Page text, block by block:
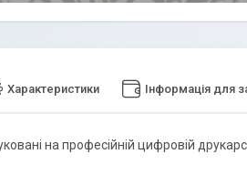
Характеристики Інформація для
на професійній цифровій